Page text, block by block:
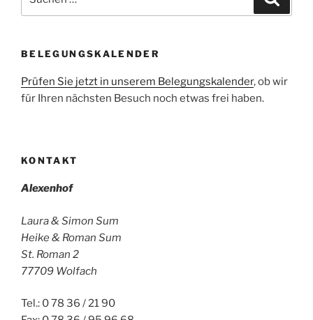
nach:
BELEGUNGSKALENDER
Prüfen Sie jetzt in unserem Belegungskalender, ob wir
für Ihren nächsten Besuch noch etwas frei haben.
KONTAKT
Alexenhof
Laura & Simon Sum
Heike & Roman Sum
St. Roman 2
77709 Wolfach
Tel.: 0 78 36 / 21 90